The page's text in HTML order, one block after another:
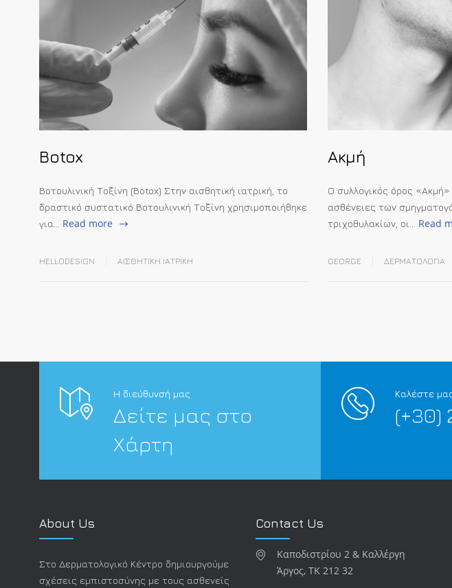
Botox
Βοτουλινική Τοξίνη (Botox) Στην αισθητική ιατρική, το
δραστικό συστατικό Βοτουλινική Τοξίνη χρησιμοποιήθηκε
για…
Read more
HELLODESIGN ΑΙΣΘΗΤΙΚΗ IΑΤΡΙΚΗ
Ακμή
Ο συλλογικός όρος
ασθένειες των
τριχοθυλακίων, οι…
Read
GEORGE ΔΕΡΜΑΤΟΛΟΓΙΑ
Η διεύθυνσή μας
Δείτε μας στο
Χάρτη
Καλέστε
(+30)
About Us
Στο Δερματολογικό Κέντρο δημιουργούμε
σχέσεις εμπιστοσύνης με τους ασθενείς
Contact Us
Καποδιστρίου 2 & Καλλέργη
Άργος, TK 212 32